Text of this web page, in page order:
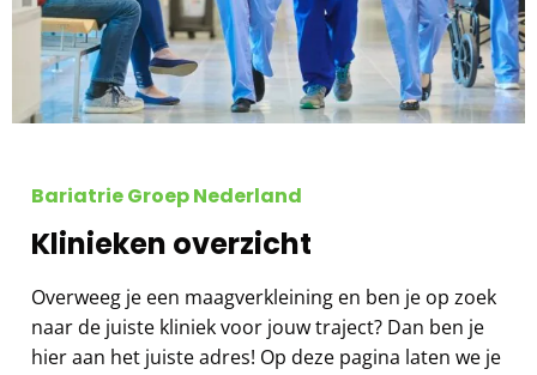
Bariatrie Groep Nederland
Klinieken overzicht
Overweeg je een maagverkleining en ben je op zoek
naar de juiste kliniek voor jouw traject? Dan ben je
hier aan het juiste adres! Op deze pagina laten we je